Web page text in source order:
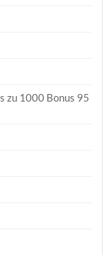
zu 1000 Bonus 95